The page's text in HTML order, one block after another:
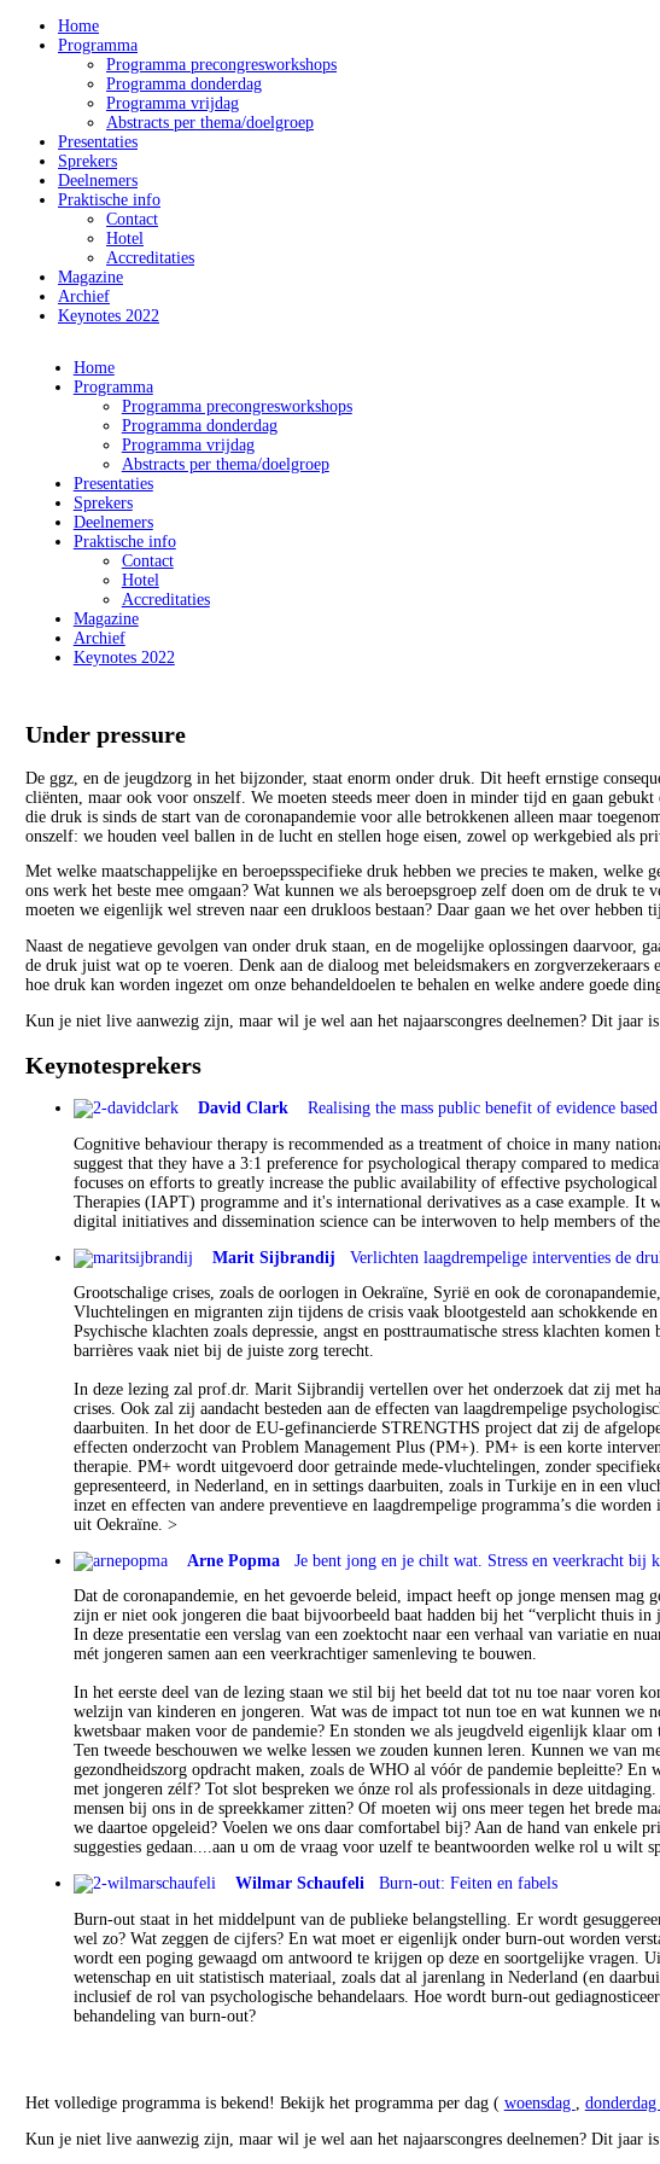
Home
Programma
Programma precongresworkshops
Programma donderdag
Programma vrijdag
Abstracts per thema/doelgroep
Presentaties
Sprekers
Deelnemers
Praktische info
Contact
Hotel
Accreditaties
Magazine
Archief
Keynotes 2022
Home
Programma
Programma precongresworkshops
Programma donderdag
Programma vrijdag
Abstracts per thema/doelgroep
Presentaties
Sprekers
Deelnemers
Praktische info
Contact
Hotel
Accreditaties
Magazine
Archief
Keynotes 2022
Under pressure
De ggz, en de jeugdzorg in het bijzonder, staat enorm onder druk. Dit heeft ernstige
cliënten, maar ook voor onszelf. We moeten steeds meer doen in minder tijd en gaan
die druk is sinds de start van de coronapandemie voor alle betrokkenen alleen maar
onszelf: we houden veel ballen in de lucht en stellen hoge eisen, zowel op werkgebied als
Met welke maatschappelijke en beroepsspecifieke druk hebben we precies te maken, welke
ons werk het beste mee omgaan? Wat kunnen we als beroepsgroep zelf doen om de druk te
moeten we eigenlijk wel streven naar een drukloos bestaan? Daar gaan we het over hebben
Naast de negatieve gevolgen van onder druk staan, en de mogelijke oplossingen daarvoor,
de druk juist wat op te voeren. Denk aan de dialoog met beleidsmakers en
hoe druk kan worden ingezet om onze behandeldoelen te behalen en welke andere goede
Kun je niet live aanwezig zijn, maar wil je wel aan het najaarscongres deelnemen? Dit jaar
Keynotesprekers
David Clark Realising the mass public benefit of evidence
Cognitive behaviour therapy is recommended as a treatment of choice in many
suggest that they have a 3:1 preference for psychological therapy compared to
focuses on efforts to greatly increase the public availability of effective
Therapies (IAPT) programme and it's international derivatives as a case example.
digital initiatives and dissemination science can be interwoven to help members of
Marit Sijbrandij
Verlichten laagdrempelige interventies de
Grootschalige crises, zoals de oorlogen in Oekraïne, Syrië en ook de
Vluchtelingen en migranten zijn tijdens de crisis vaak blootgesteld aan schokkende
Psychische klachten zoals depressie, angst en posttraumatische stress klachten
barrières vaak niet bij de juiste zorg terecht.
In deze lezing zal prof.dr. Marit Sijbrandij vertellen over het onderzoek dat zij met
crises. Ook zal zij aandacht besteden aan de effecten van laagdrempelige
daarbuiten. In het door de EU-gefinancierde STRENGTHS project dat zij de
effecten onderzocht van Problem Management Plus (PM+). PM+ is een korte
therapie. PM+ wordt uitgevoerd door getrainde mede-vluchtelingen, zonder
gepresenteerd, in Nederland, en in settings daarbuiten, zoals in Turkije en in een
inzet en effecten van andere preventieve en laagdrempelige programma’s die
uit Oekraïne. >
Arne Popma
Je bent jong en je chilt wat. Stress en veerkracht bij
Dat de coronapandemie, en het gevoerde beleid, impact heeft op jonge mensen
zijn er niet ook jongeren die baat bijvoorbeeld baat hadden bij het “verplicht thuis in
In deze presentatie een verslag van een zoektocht naar een verhaal van variatie en
mét jongeren samen aan een veerkrachtiger samenleving te bouwen.
In het eerste deel van de lezing staan we stil bij het beeld dat tot nu toe naar voren
welzijn van kinderen en jongeren. Wat was de impact tot nun toe en wat kunnen we
kwetsbaar maken voor de pandemie? En stonden we als jeugdveld eigenlijk klaar
Ten tweede beschouwen we welke lessen we zouden kunnen leren. Kunnen we van
gezondheidszorg opdracht maken, zoals de WHO al vóór de pandemie bepleitte? En
met jongeren zélf? Tot slot bespreken we ónze rol als professionals in deze
mensen bij ons in de spreekkamer zitten? Of moeten wij ons meer tegen het brede
we daartoe opgeleid? Voelen we ons daar comfortabel bij? Aan de hand van enkele
suggesties gedaan....aan u om de vraag voor uzelf te beantwoorden welke rol u wilt
Wilmar Schaufeli
Burn-out: Feiten en fabels
Burn-out staat in het middelpunt van de publieke belangstelling. Er wordt
wel zo? Wat zeggen de cijfers? En wat moet er eigenlijk onder burn-out worden
wordt een poging gewaagd om antwoord te krijgen op deze en soortgelijke vragen.
wetenschap en uit statistisch materiaal, zoals dat al jarenlang in Nederland (en
inclusief de rol van psychologische behandelaars. Hoe wordt burn-out
behandeling van burn-out?
Het volledige programma is bekend! Bekijk het programma per dag ( woensdag , donderdag
Kun je niet live aanwezig zijn, maar wil je wel aan het najaarscongres deelnemen? Dit jaar